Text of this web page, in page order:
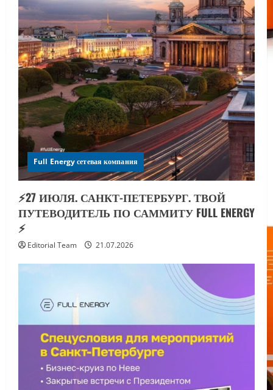
Full Energy сетевая компания
⚡️27 ИЮЛЯ. САНКТ-ПЕТЕРБУРГ. ТВОЙ
ПУТЕВОДИТЕЛЬ ПО САММИТУ FULL ENERGY
⚡️
Editorial Team 21.07.2026